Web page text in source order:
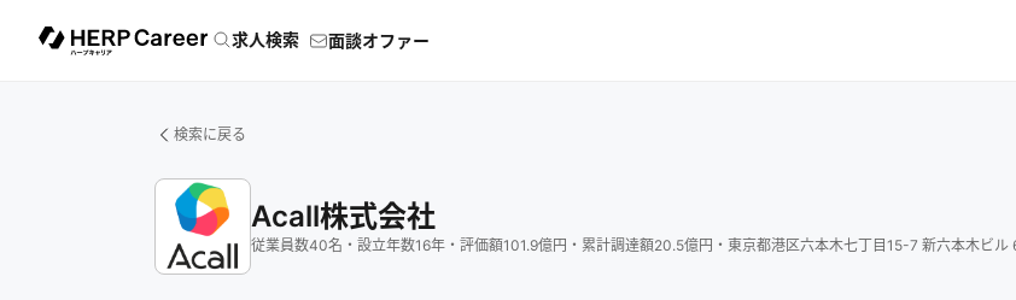
求人検索 面談オファー
検索に戻る
Acall株式会社
従業員数40名 ・ 設立年数16年 ・ 評価額101.9億円 ・ 累計調達額20.5億円 ・ 東京都港区六本木七丁目15-7 新六本木ビル